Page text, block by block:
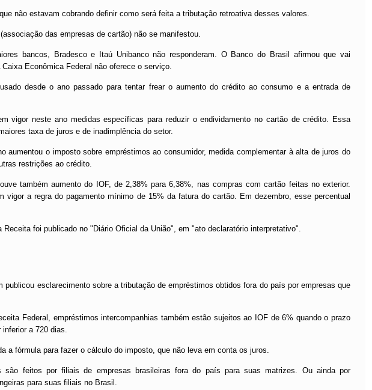
não estavam cobrando definir como será feita a tributação retroativa desses valores.
das empresas de cartão) não se manifestou.
bancos, Bradesco e Itaú Unibanco não responderam. O Banco do Brasil afirmou que vai
Econômica Federal não oferece o serviço.
desde o ano passado para tentar frear o aumento do crédito ao consumo e a entrada de
vigor neste ano medidas específicas para reduzir o endividamento no cartão de crédito. Essa
taxa de juros e de inadimplência do setor.
aumentou o imposto sobre empréstimos ao consumidor, medida complementar à alta de juros do
restrições ao crédito.
também aumento do IOF, de 2,38% para 6,38%, nas compras com cartão feitas no exterior.
vigor a regra do pagamento mín­imo de 15% da fatura do cartão. Em dezembro, esse percentual
Receita foi publicado no "Diário Oficial da União", em "ato declaratório interpretativo".
publicou esclarecimento sobre a tributação de empréstimos obtidos fora do país por empresas que
Federal, empréstimos intercompanhias também estão sujeitos ao IOF de 6% quando o prazo
a 720 dias.
a fórmula para fazer o cálculo do imposto, que não leva em conta os juros.
são feitos por filiais de empresas brasileiras fora do país para suas matrizes. Ou ainda por
para suas filiais no Brasil.